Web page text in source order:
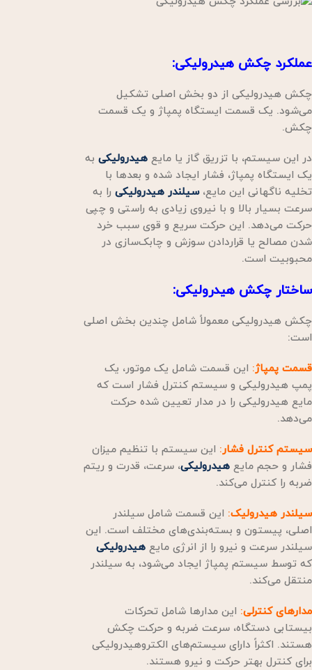
عملکرد چکش هیدرولیکی:
چکش هیدرولیکی از دو بخش اصلی تشکیل
می‌شود. یک قسمت ایستگاه پمپاژ و یک قسمت
چکش.
در این سیستم، با تزریق گاز یا مایع هیدرولیکی به
یک ایستگاه پمپاژ، فشار ایجاد شده و بعدها با
تخلیه ناگهانی این مایع،سیلندر هیدرولیکی را به
سرعت بسیار بالا و با نیروی زیادی به راستی و چپی
حرکت می‌دهد. این حرکت سریع و قوی سبب خرد
شدن مصالح یا قراردادن سوزش و چابک‌سازی در
محبوبیت است.
ساختار چکش هیدرولیکی:
چکش هیدرولیکی معمولاً شامل چندین بخش اصلی
است:
قسمت پمپاژ: این قسمت شامل یک موتور، یک
پمپ هیدرولیکی و سیستم کنترل فشار است که
مایع هیدرولیکی را در مدار تعیین شده حرکت
می‌دهد.
سیستم کنترل فشار: این سیستم با تنظیم میزان
فشار و حجم مایع هیدرولیکی، سرعت، قدرت و ریتم
ضربه را کنترل می‌کند.
سیلندر هیدرولیک: این قسمت شامل سیلندر
اصلی، پیستون و بسته‌بندی‌های مختلف است. این
سیلندر سرعت و نیرو را از انرژی مایع هیدرولیکی
که توسط سیستم پمپاژ ایجاد می‌شود، به سیلندر
منتقل می‌کند.
مدارهای کنترلی: این مدارها شامل تحرکات
بیستابی دستگاه، سرعت ضربه و حرکت چکش
هستند. اکثراً دارای سیستم‌های الکتروهیدرولیکی
برای کنترل بهتر حرکت و نیرو هستند.